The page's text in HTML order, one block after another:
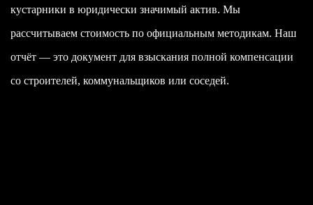
кустарники в юридически значимый актив. Мы
рассчитываем стоимость по официальным методикам. Наш
отчёт — это документ для взыскания полной компенсации
со строителей, коммунальщиков или соседей.